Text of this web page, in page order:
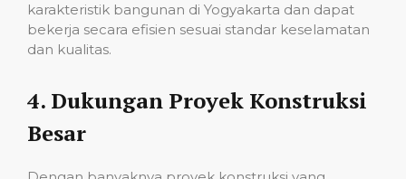
karakteristik bangunan di Yogyakarta dan dapat
bekerja secara efisien sesuai standar keselamatan
dan kualitas.
4. Dukungan Proyek Konstruksi
Besar